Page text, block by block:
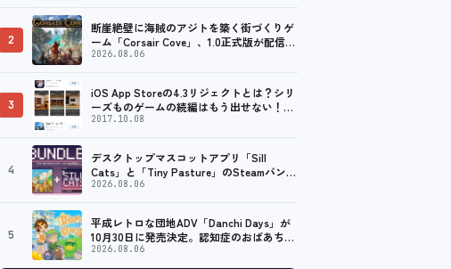
ローラーを中心に、幅広くラインナップ
2
断崖絶壁に海賊のアジトを築く街づくりゲ
ーム「Corsair Cove」、1.0正式版が配信開
始！
2026.08.06
3
iOS App Storeの4.3リジェクトとは？シリ
ーズものゲームの続編はもう出せない！？
脱出ゲームで相次ぐリジェクト
2017.10.08
4
デスクトップマスコットアプリ「Sill
Cats」と「Tiny Pasture」のSteamバンド
ルセットが販売開始。通常価格より10%割
2026.08.06
5
平成レトロな団地ADV「Danchi Days」が
10月30日に発売決定。認知症のおばあちゃ
んのために夏祭り復活を目指す
2026.08.06